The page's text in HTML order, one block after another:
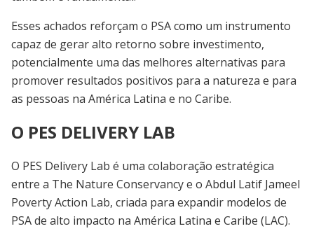
Esses achados reforçam o PSA como um instrumento
capaz de gerar alto retorno sobre investimento,
potencialmente uma das melhores alternativas para
promover resultados positivos para a natureza e para
as pessoas na América Latina e no Caribe.
O PES DELIVERY LAB
O PES Delivery Lab é uma colaboração estratégica
entre a The Nature Conservancye o Abdul Latif Jameel
Poverty Action Lab, criada para expandir modelos de
PSA de alto impacto na América Latina e Caribe (LAC).